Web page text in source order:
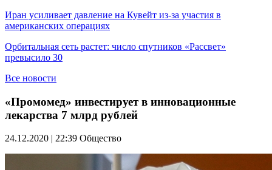
Иран усиливает давление на Кувейт из-за участия в
американских операциях
Орбитальная сеть растет: число спутников «Рассвет»
превысило 30
Все новости
«Промомед» инвестирует в инновационные
лекарства 7 млрд рублей
24.12.2020 | 22:39 Общество